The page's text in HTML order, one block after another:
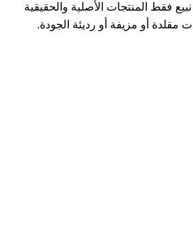
فقط المنتجات الأصلية والحقيقية